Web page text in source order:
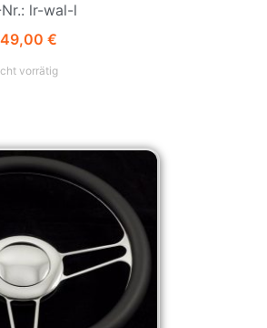
lr-wal-l
€
vorrätig